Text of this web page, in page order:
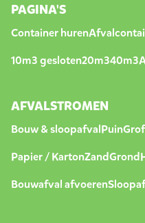
PAGINA'S
Container huren
10m3 gesloten20m340m3
AFVALSTROMEN
Bouw & sloopafvalPuin
Papier / KartonZandGrond
Bouwafval afvoeren